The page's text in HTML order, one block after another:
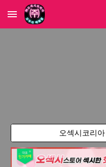
Skip to main content
오섹시코리